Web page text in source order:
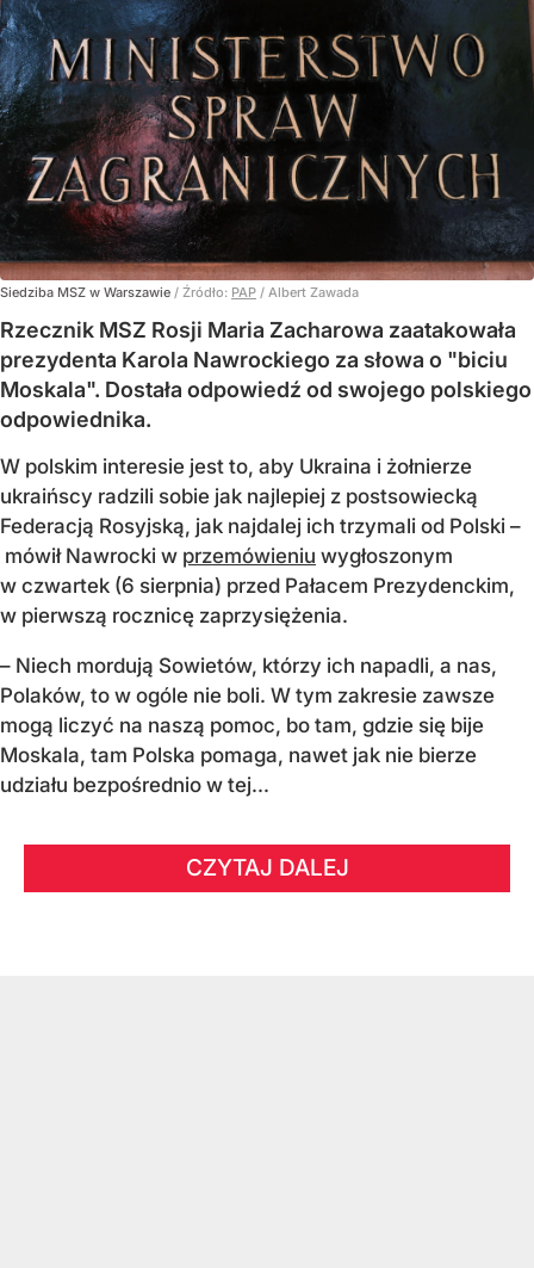
Siedziba MSZ w Warszawie / Źródło: PAP / Albert Zawada
Rzecznik MSZ Rosji Maria Zacharowa zaatakowała
prezydenta Karola Nawrockiego za słowa o "biciu
Moskala". Dostała odpowiedź od swojego polskiego
odpowiednika.
W polskim interesie jest to, aby Ukraina i żołnierze
ukraińscy radzili sobie jak najlepiej z postsowiecką
Federacją Rosyjską, jak najdalej ich trzymali od Polski –
mówił Nawrocki w przemówieniu wygłoszonym
w czwartek (6 sierpnia) przed Pałacem Prezydenckim,
w pierwszą rocznicę zaprzysiężenia.
– Niech mordują Sowietów, którzy ich napadli, a nas,
Polaków, to w ogóle nie boli. W tym zakresie zawsze
mogą liczyć na naszą pomoc, bo tam, gdzie się bije
Moskala, tam Polska pomaga, nawet jak nie bierze
udziału bezpośrednio w tej...
CZYTAJ DALEJ